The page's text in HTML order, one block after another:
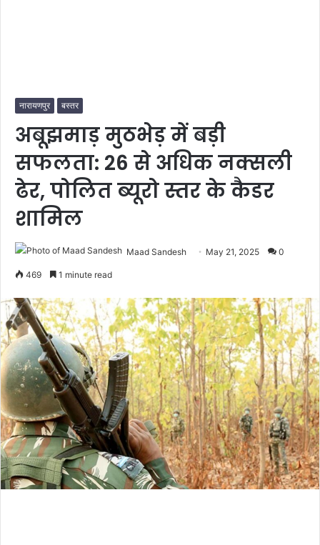
नारायणपुर बस्तर
अबूझमाड़ मुठभेड़ में बड़ी
सफलता: 26 से अधिक नक्सली
ढेर, पोलित ब्यूरो स्तर के कैडर
शामिल
Maad Sandesh May 21, 2025 0
469 1 minute read